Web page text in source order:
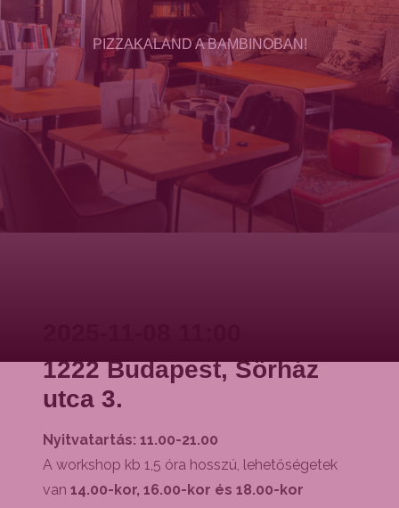
PIZZAKALAND A BAMBINOBAN!
1222 Budapest, Sörház
utca 3.
Nyitvatartás: 11.00-21.00
A workshop kb 1,5 óra hosszú, lehetőségetek
van 14.00-kor, 16.00-kor és 18.00-kor